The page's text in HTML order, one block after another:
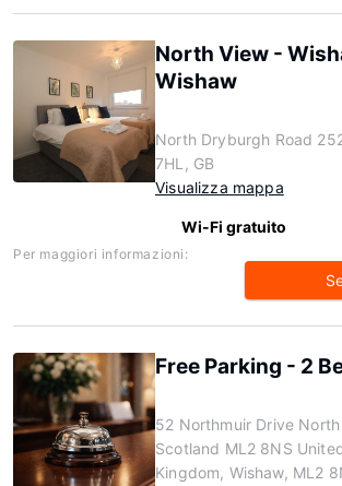
North View -
Wishaw
North Dryburgh Road
7HL, GB
Visualizza mappa
Wi-Fi gratuito
Per maggiori informazioni:
Free Parking - 2
52 Northmuir Drive
Scotland ML2 8NS
Kingdom, Wishaw, ML2